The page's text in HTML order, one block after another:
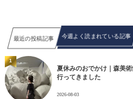
最近の投稿記事 今週よく読まれている記事
夏休みのおでかけ｜森美
行ってきました
2026-08-03
1